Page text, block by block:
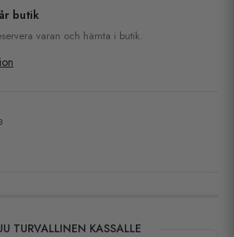
butik
varan och hämta i butik.
TURVALLINEN KASSALLE